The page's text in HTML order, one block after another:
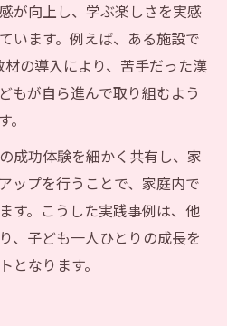
が向上し、学ぶ楽しさを実感
います。例えば、ある施設で
の導入により、苦手だった漢
もが自ら進んで取り組むよう
成功体験を細かく共有し、家
ップを行うことで、家庭内で
す。こうした実践事例は、他
、子ども一人ひとりの成長を
となります。